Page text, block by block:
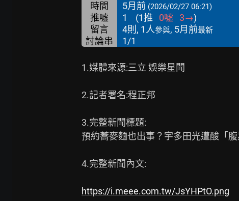
時間
5月前 (2026/02/27 06:21)
推噓 1 (1推 0噓 3→)
留言
4則, 1人參與, 5月前最新
討論串 1/1
1.媒體來源:三立 娛樂星聞
2.記者署名:程正邦
3.完整新聞標題:
預約蕎麥麵也出事？宇多田光遭酸「
4.完整新聞內文:
https://i.meee.com.tw/JsYHPtO.png